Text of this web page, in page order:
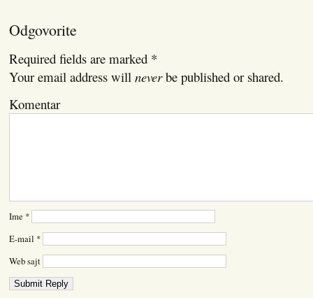
Odgovorite
Required fields are marked *
Your email address will neverbe published or shared.
Komentar
Ime *
E-mail *
Web sajt